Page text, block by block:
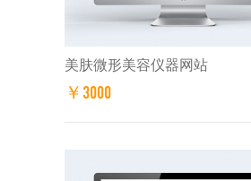
美肤微形美容仪器网站
￥3000